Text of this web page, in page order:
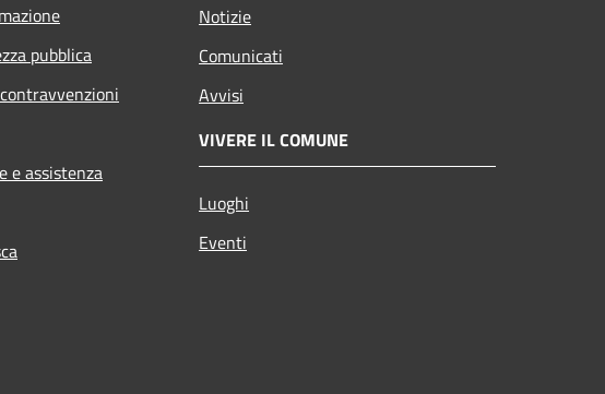
pubblica
e assistenza
Notizie
Comunicati
Avvisi
VIVERE IL COMUNE
Luoghi
Eventi